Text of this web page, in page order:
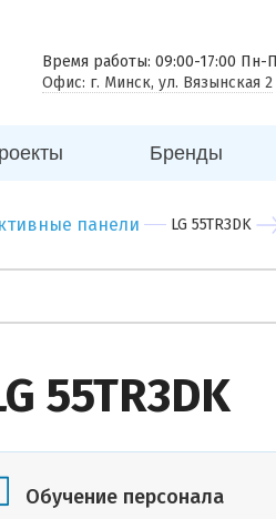
Время работы: 09:00-17:00 Пн-
Офис: г. Минск, ул. Вязынская 2
Бренды
панели LG 55TR3DK
55TR3DK
Обучение персонала
комната
центр
Вы можете
фото
или план